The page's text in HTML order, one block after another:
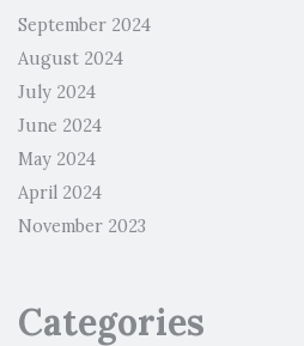
September 2024
August 2024
July 2024
June 2024
May 2024
April 2024
November 2023
Categories